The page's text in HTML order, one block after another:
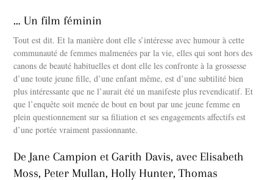
… Un film féminin
Tout est dit. Et la manière dont elle s’intéresse avec humour à cette
communauté de femmes malmenées par la vie, elles qui sont hors des
canons de beauté habituelles et dont elle les confronte à la grossesse
d’une toute jeune fille, d’une enfant même, est d’une subtilité bien
plus intéressante que ne l’aurait été un manifeste plus revendicatif. Et
que l’enquête soit menée de bout en bout par une jeune femme en
plein questionnement sur sa filiation et ses engagements affectifs est
d’une portée vraiment passionnante.
De Jane Campion et Garith Davis, avec Elisabeth
Moss, Peter Mullan, Holly Hunter, Thomas